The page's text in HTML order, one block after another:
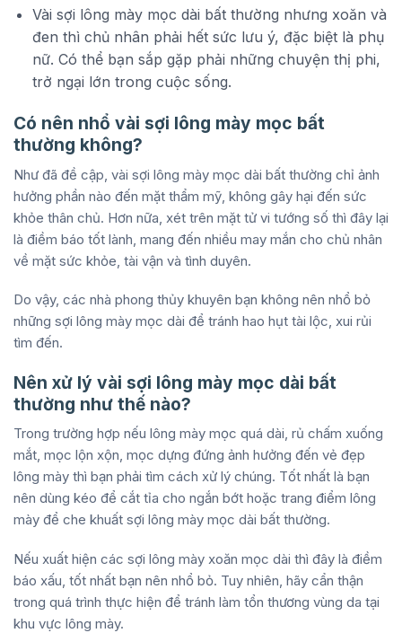
Vài sợi lông mày mọc dài bất thường nhưng xoăn và
đen thì chủ nhân phải hết sức lưu ý, đặc biệt là phụ
nữ. Có thể bạn sắp gặp phải những chuyện thị phi,
trở ngại lớn trong cuộc sống.
Có nên nhổ vài sợi lông mày mọc bất
thường không?
Như đã đề cập, vài sợi lông mày mọc dài bất thường chỉ ảnh
hưởng phần nào đến mặt thẩm mỹ, không gây hại đến sức
khỏe thân chủ. Hơn nữa, xét trên mặt tử vi tướng số thì đây lại
là điềm báo tốt lành, mang đến nhiều may mắn cho chủ nhân
về mặt sức khỏe, tài vận và tình duyên.
Do vậy, các nhà phong thủy khuyên bạn không nên nhổ bỏ
những sợi lông mày mọc dài để tránh hao hụt tài lộc, xui rủi
tìm đến.
Nên xử lý vài sợi lông mày mọc dài bất
thường như thế nào?
Trong trường hợp nếu lông mày mọc quá dài, rủ chấm xuống
mắt, mọc lộn xộn, mọc dựng đứng ảnh hưởng đến vẻ đẹp
lông mày thì bạn phải tìm cách xử lý chúng. Tốt nhất là bạn
nên dùng kéo để cắt tỉa cho ngắn bớt hoặc trang điểm lông
mày để che khuất sợi lông mày mọc dài bất thường.
Nếu xuất hiện các sợi lông mày xoăn mọc dài thì đây là điềm
báo xấu, tốt nhất bạn nên nhổ bỏ. Tuy nhiên, hãy cẩn thận
trong quá trình thực hiện để tránh làm tổn thương vùng da tại
khu vực lông mày.